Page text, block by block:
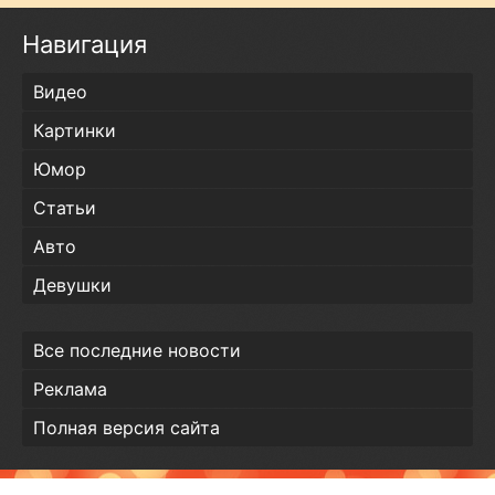
Навигация
Видео
Картинки
Юмор
Статьи
Авто
Девушки
Все последние новости
Реклама
Полная версия сайта